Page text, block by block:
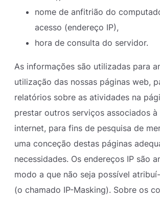
nome de anfitrião do
acesso (endereço IP),
hora de consulta do servidor.
As informações são utilizadas para
utilização das nossas páginas web,
relatórios sobre as atividades na
prestar outros serviços associados
internet, para fins de pesquisa de
uma conceção destas páginas
necessidades. Os endereços IP são
modo a que não seja possível
(o chamado IP-Masking). Sobre os